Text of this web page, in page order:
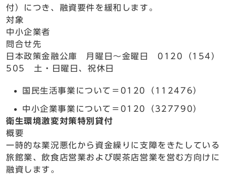
付）につき、融資要件を緩和します。
対象
中小企業者
問合せ先
日本政策金融公庫 月曜日～金曜日 0120（154）
505 土・日曜日、祝休日
国民生活事業について＝0120（112476）
中小企業事業について＝0120（327790）
衛生環境激変対策特別貸付
概要
一時的な業況悪化から資金繰りに支障をきたしている
旅館業、飲食店営業および喫茶店営業を営む方向けに
融資します。